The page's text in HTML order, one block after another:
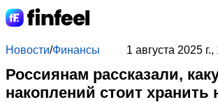
Новости/Финансы 1 августа 2025
Россиянам рассказали,
накоплений стоит хранить